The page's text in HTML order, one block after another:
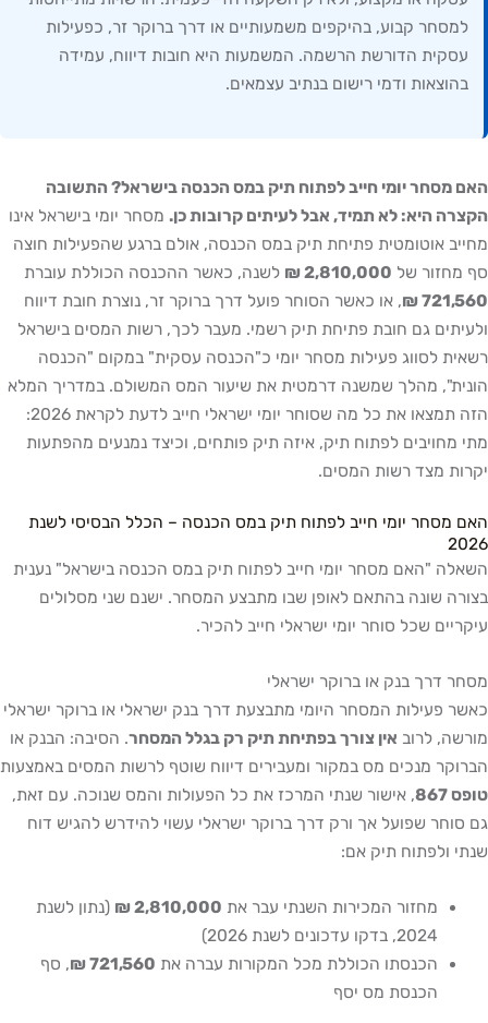
למסחר קבוע, בהיקפים משמעותיים או דרך ברוקר זר, כפעילות
עסקית הדורשת הרשמה. המשמעות היא חובות דיווח, עמידה
בהוצאות ודמי רישום בנתיב עצמאים.
האם מסחר יומי חייב לפתוח תיק במס הכנסה בישראל? התשובה
הקצרה היא: לא תמיד, אבל לעיתים קרובות כן. מסחר יומי בישראל אינו
מחייב אוטומטית פתיחת תיק במס הכנסה, אולם ברגע שהפעילות חוצה
סף מחזור של 2,810,000 ₪
לשנה, כאשר ההכנסה הכוללת עוברת
721,560 ₪
, או כאשר הסוחר פועל דרך ברוקר זר, נוצרת חובת דיווח
ולעיתים גם חובת פתיחת תיק רשמי. מעבר לכך, רשות המסים בישראל
רשאית לסווג פעילות מסחר יומי כ"הכנסה עסקית" במקום "הכנסה
הונית", מהלך שמשנה דרמטית את שיעור המס המשולם. במדריך המלא
הזה תמצאו את כל מה שסוחר יומי ישראלי חייב לדעת לקראת 2026:
מתי מחויבים לפתוח תיק, איזה תיק פותחים, וכיצד נמנעים מהפתעות
יקרות מצד רשות המסים.
האם מסחר יומי חייב לפתוח תיק במס הכנסה – הכלל הבסיסי לשנת
2026
השאלה "האם מסחר יומי חייב לפתוח תיק במס הכנסה בישראל" נענית
בצורה שונה בהתאם לאופן שבו מתבצע המסחר. ישנם שני מסלולים
עיקריים שכל סוחר יומי ישראלי חייב להכיר.
מסחר דרך בנק או ברוקר ישראלי
כאשר פעילות המסחר היומי מתבצעת דרך בנק ישראלי או ברוקר ישראלי
מורשה, לרוב אין צורך בפתיחת תיק רק בגלל המסחר. הסיבה: הבנק או
הברוקר מנכים מס במקור ומעבירים דיווח שוטף לרשות המסים באמצעות
טופס 867
, אישור שנתי המרכז את כל הפעולות והמס שנוכה. עם זאת,
גם סוחר שפועל אך ורק דרך ברוקר ישראלי עשוי להידרש להגיש דוח
שנתי ולפתוח תיק אם:
מחזור המכירות השנתי עבר את 2,810,000 ₪
(נתון לשנת
2024, בדקו עדכונים לשנת 2026)
הכנסתו הכוללת מכל המקורות עברה את 721,560 ₪
, סף
הכנסת מס יסף